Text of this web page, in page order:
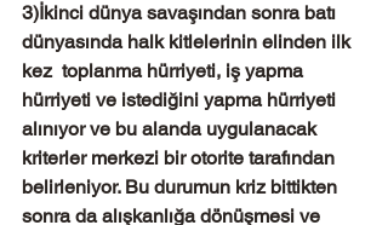
3)İkinci dünya savaşından sonra batı
dünyasında halk kitlelerinin elinden ilk
kez  toplanma hürriyeti, iş yapma
hürriyeti ve istediğini yapma hürriyeti
alınıyor ve bu alanda uygulanacak
kriterler merkezi bir otorite tarafından
belirleniyor. Bu durumun kriz bittikten
sonra da alışkanlığa dönüşmesi ve